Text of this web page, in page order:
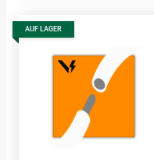
AUF LAGER